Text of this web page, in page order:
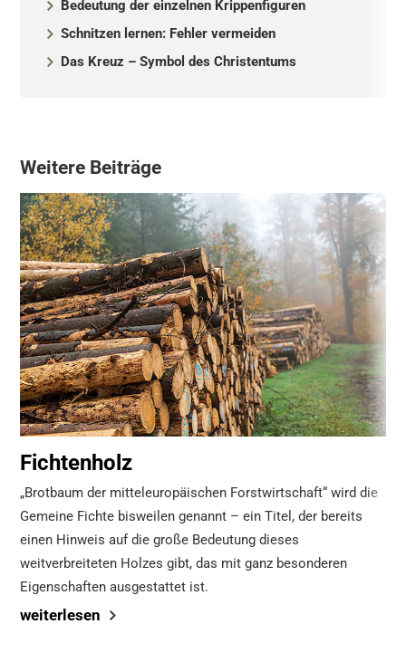
Bedeutung der einzelnen Krippenfiguren
Schnitzen lernen: Fehler vermeiden
Das Kreuz – Symbol des Christentums
Weitere Beiträge
Fichtenholz
„Brotbaum der mitteleuropäischen Forstwirtschaft“ wird die
Gemeine Fichte bisweilen genannt – ein Titel, der bereits
einen Hinweis auf die große Bedeutung dieses
weitverbreiteten Holzes gibt, das mit ganz besonderen
Eigenschaften ausgestattet ist.
weiterlesen